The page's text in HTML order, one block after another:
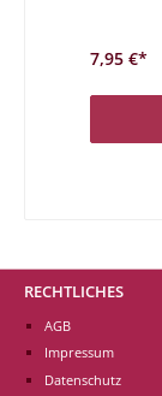
7,95 €*
RECHTLICHES
AGB
Impressum
Datenschutz